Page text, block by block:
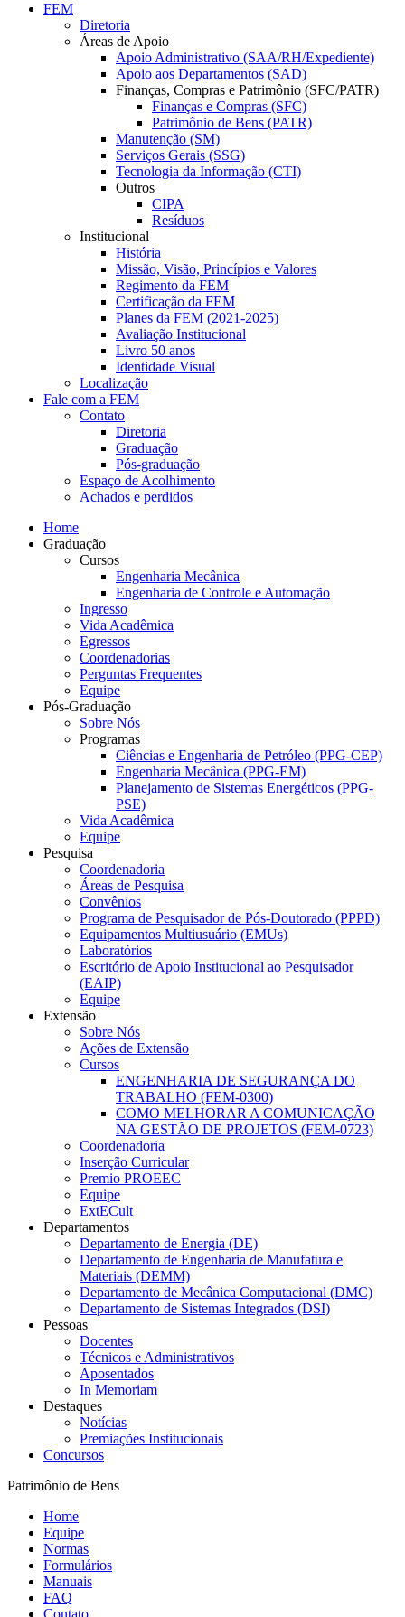
FEM
Diretoria
Áreas de Apoio
Apoio Administrativo (SAA/RH/Expediente)
Apoio aos Departamentos (SAD)
Finanças, Compras e Patrimônio (SFC/PATR)
Finanças e Compras (SFC)
Patrimônio de Bens (PATR)
Manutenção (SM)
Serviços Gerais (SSG)
Tecnologia da Informação (CTI)
Outros
CIPA
Resíduos
Institucional
História
Missão, Visão, Princípios e Valores
Regimento da FEM
Certificação da FEM
Planes da FEM (2021-2025)
Avaliação Institucional
Livro 50 anos
Identidade Visual
Localização
Fale com a FEM
Contato
Diretoria
Graduação
Pós-graduação
Espaço de Acolhimento
Achados e perdidos
Home
Graduação
Cursos
Engenharia Mecânica
Engenharia de Controle e Automação
Ingresso
Vida Acadêmica
Egressos
Coordenadorias
Perguntas Frequentes
Equipe
Pós-Graduação
Sobre Nós
Programas
Ciências e Engenharia de Petróleo (PPG-CEP)
Engenharia Mecânica (PPG-EM)
Planejamento de Sistemas Energéticos (PPG-
PSE)
Vida Acadêmica
Equipe
Pesquisa
Coordenadoria
Áreas de Pesquisa
Convênios
Programa de Pesquisador de Pós-Doutorado (PPPD)
Equipamentos Multiusuário (EMUs)
Laboratórios
Escritório de Apoio Institucional ao Pesquisador
(EAIP)
Equipe
Extensão
Sobre Nós
Ações de Extensão
Cursos
ENGENHARIA DE SEGURANÇA DO
TRABALHO (FEM-0300)
COMO MELHORAR A COMUNICAÇÃO
NA GESTÃO DE PROJETOS (FEM-0723)
Coordenadoria
Inserção Curricular
Premio PROEEC
Equipe
ExtECult
Departamentos
Departamento de Energia (DE)
Departamento de Engenharia de Manufatura e
Materiais (DEMM)
Departamento de Mecânica Computacional (DMC)
Departamento de Sistemas Integrados (DSI)
Pessoas
Docentes
Técnicos e Administrativos
Aposentados
In Memoriam
Destaques
Notícias
Premiações Institucionais
Concursos
Patrimônio de Bens
Home
Equipe
Normas
Formulários
Manuais
FAQ
Contato